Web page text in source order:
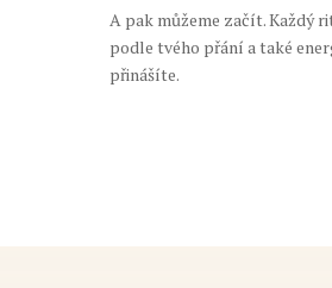
A pak můžeme začít. Každý
podle tvého přání a také
přinášíte.